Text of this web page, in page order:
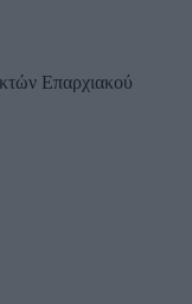
Επαρχιακού